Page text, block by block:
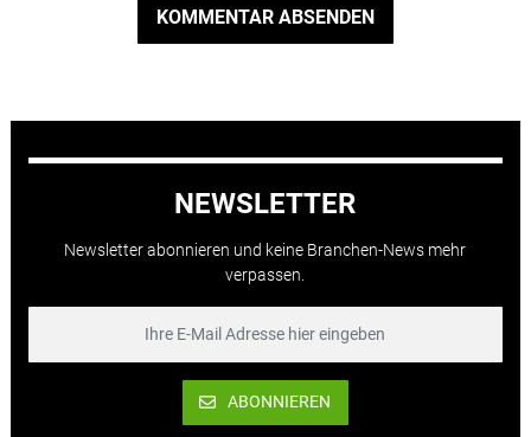
KOMMENTAR ABSENDEN
NEWSLETTER
Newsletter abonnieren und keine Branchen-News mehr
verpassen.
ABONNIEREN